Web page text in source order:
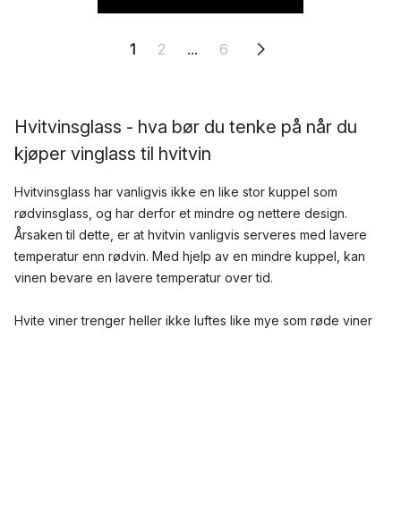
1 2 ... 6
Hvitvinsglass - hva bør du tenke på når du
kjøper vinglass til hvitvin
Hvitvinsglass har vanligvis ikke en like stor kuppel som
rødvinsglass, og har derfor et mindre og nettere design.
Årsaken til dette, er at hvitvin vanligvis serveres med lavere
temperatur enn rødvin. Med hjelp av en mindre kuppel, kan
vinen bevare en lavere temperatur over tid.
Hvite viner trenger heller ikke luftes like mye som røde viner